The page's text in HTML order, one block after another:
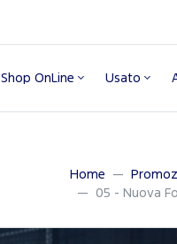
Shop OnLine Usato
Home
05 - Nuova